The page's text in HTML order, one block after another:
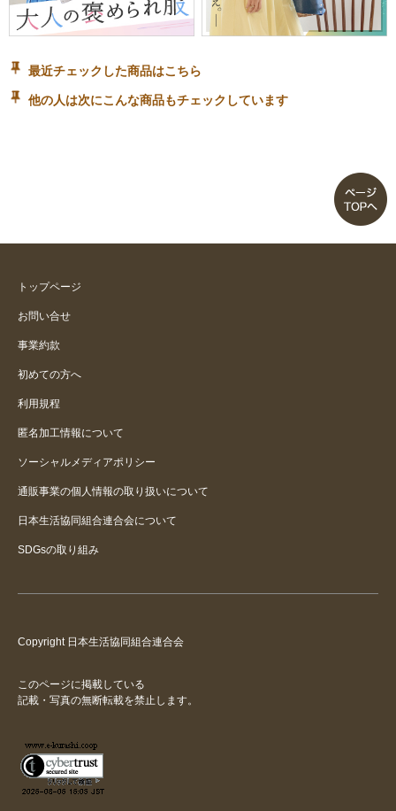
最近チェックした商品はこちら
他の人は次にこんな商品もチェックしています
トップページ
お問い合せ
事業約款
初めての方へ
利用規程
匿名加工情報について
ソーシャルメディアポリシー
通販事業の個人情報の取り扱いについて
日本生活協同組合連合会について
SDGsの取り組み
Copyright 日本生活協同組合連合会
このページに掲載している
記載・写真の無断転載を禁止します。